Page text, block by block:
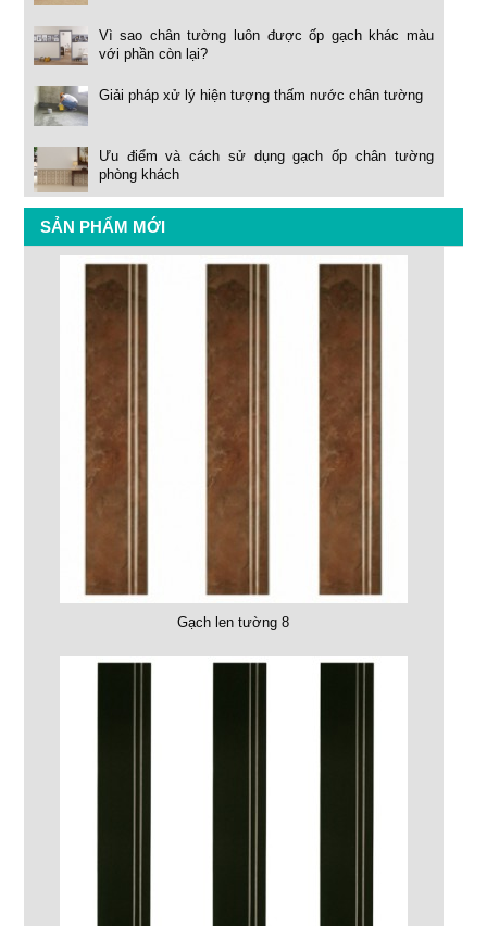
Vì sao chân tường luôn được ốp gạch khác màu
với phần còn lại?
Giải pháp xử lý hiện tượng thấm nước chân tường
Ưu điểm và cách sử dụng gạch ốp chân tường
phòng khách
SẢN PHẨM MỚI
Gạch len tường 8